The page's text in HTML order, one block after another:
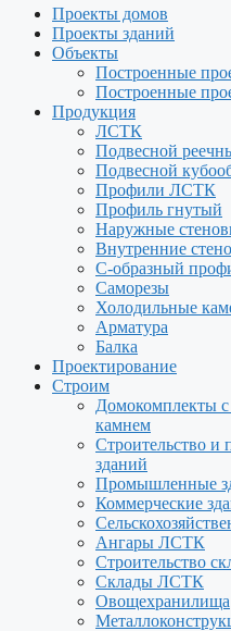
Проекты домов
Проекты зданий
Объекты
Построенные
Построенные
Продукция
ЛСТК
Подвесной
Подвесной
Профили ЛСТК
Профиль гнутый
Наружные
Внутренние
С-образный
Саморезы
Холодильные
Арматура
Балка
Проектирование
Строим
Домокомплекты
камнем
Строительство и
зданий
Промышленные
Коммерческие
Ангары ЛСТК
Строительство
Склады ЛСТК
Овощехранилища